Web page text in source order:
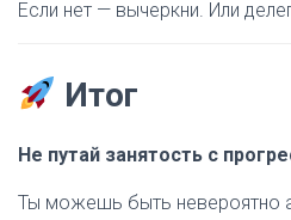
Если нет — вычеркни. Или
Итог
Не путай занятость с
Ты можешь быть невероятно